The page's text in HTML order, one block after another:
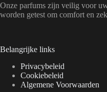
Onze parfums zijn veilig voor
worden getest om comfort en
Belangrijke links
Privacybeleid
Cookiebeleid
Algemene Voorwaarden